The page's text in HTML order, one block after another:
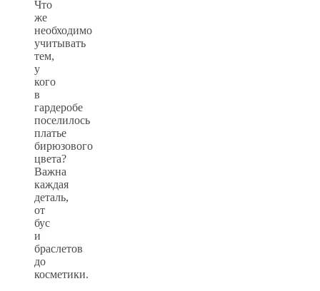
Что
же
необходимо
учитывать
тем,
у
кого
в
гардеробе
поселилось
платье
бирюзового
цвета?
Важна
каждая
деталь,
от
бус
и
браслетов
до
косметики.